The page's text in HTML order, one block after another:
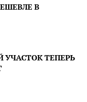
В
УЧАСТОК ТЕПЕРЬ